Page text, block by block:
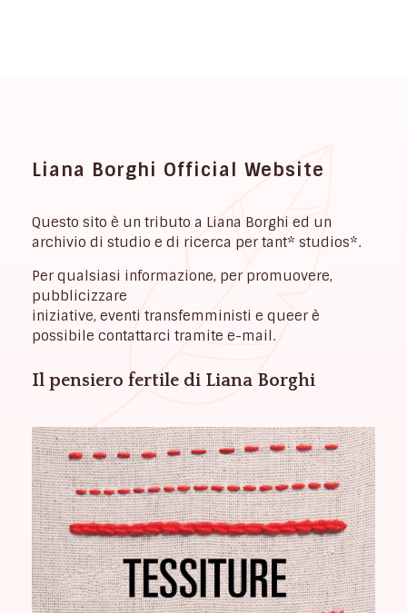
Liana Borghi Official Website
Questo sito è un tributo a Liana Borghi ed un
archivio di studio e di ricerca per tant* studios*.
Per qualsiasi informazione, per promuovere,
pubblicizzare
iniziative, eventi transfemministi e queer è
possibile contattarci tramite e-mail.
Il pensiero fertile di Liana Borghi